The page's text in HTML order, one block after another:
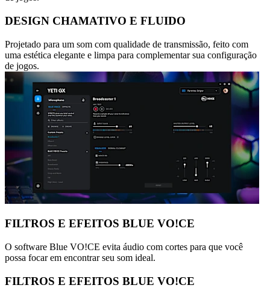
DESIGN CHAMATIVO E FLUIDO
Projetado para um som com qualidade de transmissão, feito com
uma estética elegante e limpa para complementar sua configuração
de jogos.
FILTROS E EFEITOS BLUE VO!CE
O software Blue VO!CE evita áudio com cortes para que você
possa focar em encontrar seu som ideal.
FILTROS E EFEITOS BLUE VO!CE